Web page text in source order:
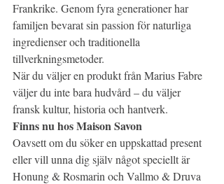
Frankrike. Genom fyra generationer har
familjen bevarat sin passion för naturliga
ingredienser och traditionella
tillverkningsmetoder.
När du väljer en produkt från Marius Fabre
väljer du inte bara hudvård – du väljer
fransk kultur, historia och hantverk.
Finns nu hos Maison Savon
Oavsett om du söker en uppskattad present
eller vill unna dig själv något speciellt är
Honung & Rosmarin och Vallmo & Druva